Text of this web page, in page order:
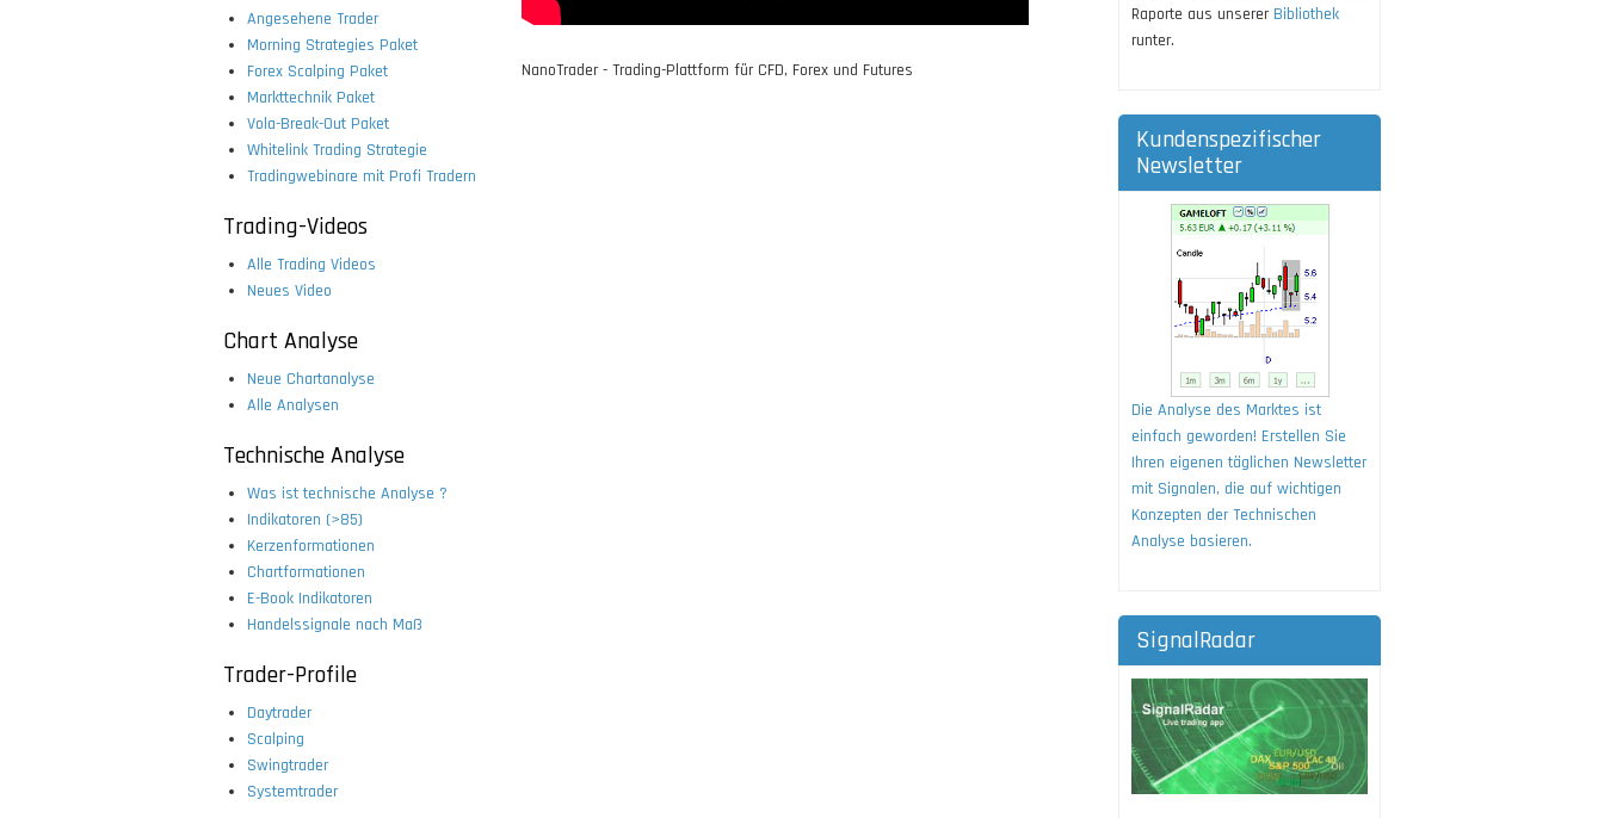
Angesehene Trader
Morning Strategies Paket
Forex Scalping Paket
Markttechnik Paket
Vola-Break-Out Paket
Whitelink Trading Strategie
Tradingwebinare mit Profi Tradern
Trading-Videos
Alle Trading Videos
Neues Video
Chart Analyse
Neue Chartanalyse
Alle Analysen
Technische Analyse
Was ist technische Analyse ?
Indikatoren (>85)
Kerzenformationen
Chartformationen
E-Book Indikatoren
Handelssignale nach Maß
Trader-Profile
Daytrader
Scalping
Swingtrader
Systemtrader
NanoTrader - Trading-Plattform für CFD, Forex und Futures
Raporte aus unserer Bibliothek
runter.
Kundenspezifischer
Newsletter
Die Analyse des Marktes ist
einfach geworden! Erstellen Sie
Ihren eigenen täglichen Newsletter
mit Signalen, die auf wichtigen
Konzepten der Technischen
Analyse basieren.
SignalRadar